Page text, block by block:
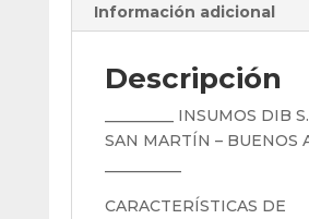
Información adicional
Descripción
_________ INSUMOS DIB
SAN MARTÍN – BUENOS
CARACTERÍSTICAS DE